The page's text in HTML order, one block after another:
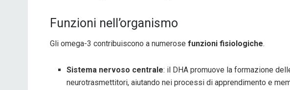
Funzioni nell’organismo
Gli omega-3 contribuiscono a numerose funzioni fisiologiche.
Sistema nervoso centrale: il DHA promuove la formazione
neurotrasmettitori, aiutando nei processi di apprendimento e